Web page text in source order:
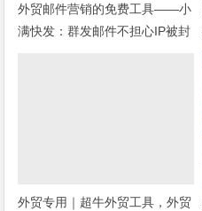
外贸邮件营销的免费工具——小
满快发：群发邮件不担心IP被封
外贸专用｜超牛外贸工具，外贸